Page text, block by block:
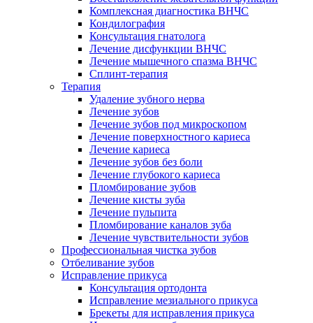
Комплексная диагностика ВНЧС
Кондилография
Консультация гнатолога
Лечение дисфункции ВНЧС
Лечение мышечного спазма ВНЧС
Сплинт-терапия
Терапия
Удаление зубного нерва
Лечение зубов
Лечение зубов под микроскопом
Лечение поверхностного кариеса
Лечение кариеса
Лечение зубов без боли
Лечение глубокого кариеса
Пломбирование зубов
Лечение кисты зуба
Лечение пульпита
Пломбирование каналов зуба
Лечение чувствительности зубов
Профессиональная чистка зубов
Отбеливание зубов
Исправление прикуса
Консультация ортодонта
Исправление мезиального прикуса
Брекеты для исправления прикуса